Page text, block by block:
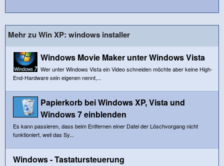
Mehr zu Win XP: windows installer
Windows Movie Maker unter Windows Vista
Wer unter Windows Vista ein Video schneiden möchte aber keine High-
End-Hardware sein eigenen nennt,...
Papierkorb bei Windows XP, Vista und
Windows 7 einblenden
Es kann passieren, dass beim Entfernen einer Datei der Löschvorgang nicht
funktioniert, weil das Sy...
Windows - Tastatursteuerung